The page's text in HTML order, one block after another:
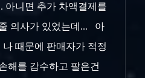
아니면 추가 차액결제를
의사가 있었는데... 아
때문에 판매자가 적정
해를 감수하고 팔은건